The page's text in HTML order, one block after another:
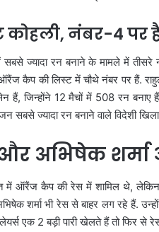
कोहली, नंबर-4 पर
ज्यादा रन बनाने के मामले में
कैप की लिस्ट में चौथे नंबर पर हैं.
हैं, जिन्होंने 12 मैचों में 508 रन
सबसे ज्यादा रन बनाने वाले विदेशी
अभिषेक
ऑरैंज कैप की रेस में शामिल थे, लेकिन
शर्मा भी रेस से बाहर लग रहे हैं.
एक 2 बड़ी पारी खेलते हैं तो फिर से